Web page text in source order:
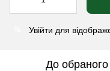
Увійти для
До обраного